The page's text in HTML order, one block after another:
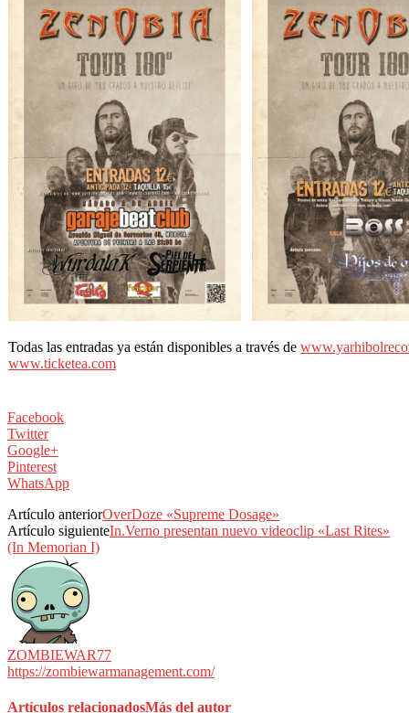
Todas las entradas ya están disponibles a través de
www.ticketea.com
Facebook
Twitter
Google+
Pinterest
WhatsApp
Artículo anteriorOverDoze «Supreme Dosage»
Artículo siguienteIn.Verno presentan nuevo videoclip «Last Rites»
(In Memorian I)
ZOMBIEWAR77
https://zombiewarmanagement.com/
Artículos relacionadosMás del autor